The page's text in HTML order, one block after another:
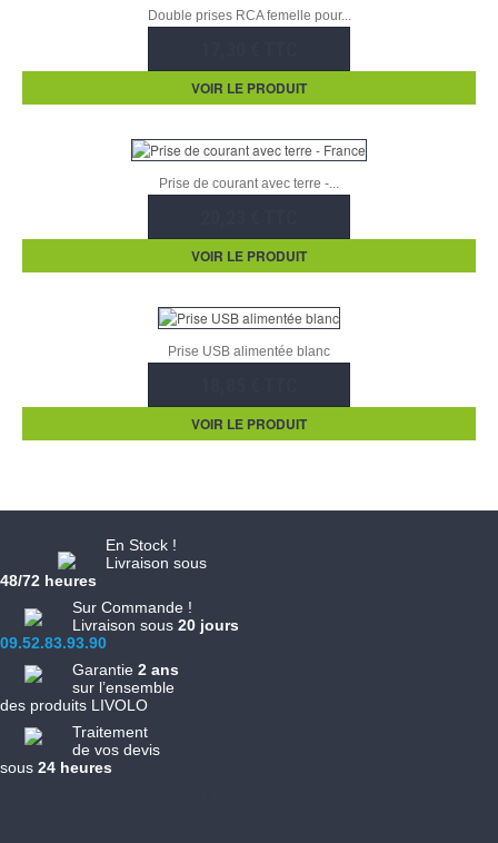
Double prises RCA femelle pour...
VOIR LE PRODUIT
Prise de courant avec terre -...
VOIR LE PRODUIT
Prise USB alimentée blanc
VOIR LE PRODUIT
En Stock !
Livraison sous
48/72 heures
Sur Commande !
Livraison sous 20 jours
09.52.83.93.90
Garantie 2 ans
sur l’ensemble
des produits LIVOLO
Traitement
de vos devis
sous 24 heures